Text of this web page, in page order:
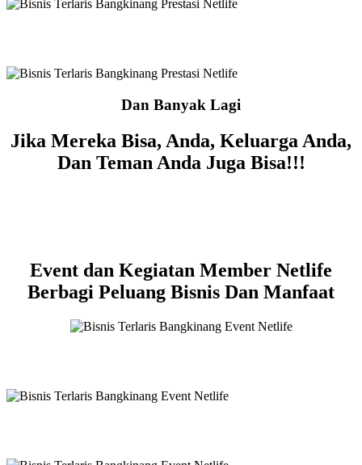
Dan Banyak Lagi
Jika Mereka Bisa, Anda, Keluarga Anda,
Dan Teman Anda Juga Bisa!!!
Event dan Kegiatan Member Netlife
Berbagi Peluang Bisnis Dan Manfaat